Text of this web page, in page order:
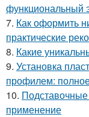
функциональный
7. Как оформить
практические
8. Какие
9. Установка
профилем:
10.
применение